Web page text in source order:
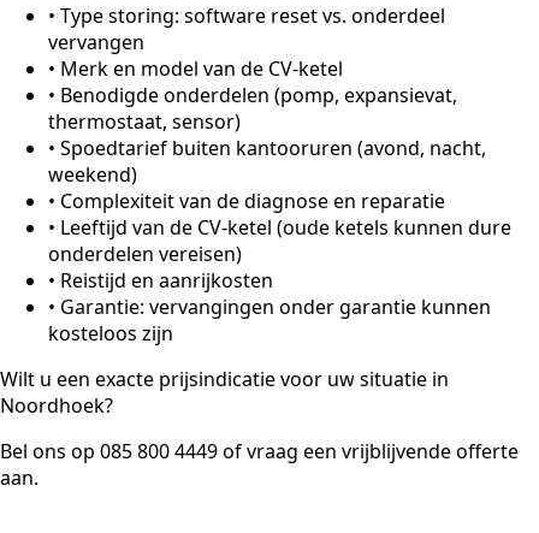
• Type storing: software reset vs. onderdeel
vervangen
• Merk en model van de CV-ketel
• Benodigde onderdelen (pomp, expansievat,
thermostaat, sensor)
• Spoedtarief buiten kantooruren (avond, nacht,
weekend)
• Complexiteit van de diagnose en reparatie
• Leeftijd van de CV-ketel (oude ketels kunnen dure
onderdelen vereisen)
• Reistijd en aanrijkosten
• Garantie: vervangingen onder garantie kunnen
kosteloos zijn
Wilt u een exacte prijsindicatie voor uw situatie in
Noordhoek?
Bel ons op 085 800 4449 of vraag een vrijblijvende offerte
aan.